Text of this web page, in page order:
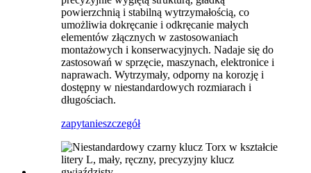
powierzchnią i stabilną wytrzymałością, co
umożliwia dokręcanie i odkręcanie małych
elementów złącznych w zastosowaniach
montażowych i konserwacyjnych. Nadaje się do
zastosowań w sprzęcie, maszynach, elektronice i
naprawach. Wytrzymały, odporny na korozję i
dostępny w niestandardowych rozmiarach i
długościach.
zapytanieszczegół